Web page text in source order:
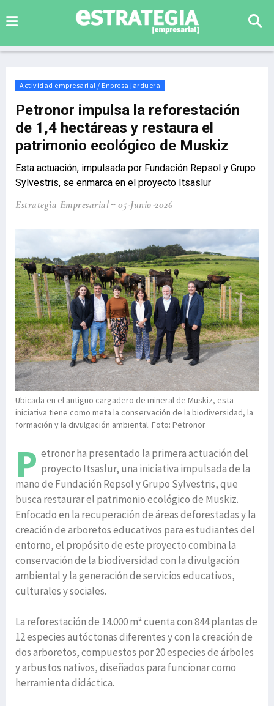
Actividad empresarial / Enpresa jarduera
Petronor impulsa la reforestación
de 1,4 hectáreas y restaura el
patrimonio ecológico de Muskiz
Esta actuación, impulsada por Fundación Repsol y Grupo
Sylvestris, se enmarca en el proyecto Itsaslur
Estrategia Empresarial 05-Junio-2026
Ubicada en el antiguo cargadero de mineral de Muskiz, esta
iniciativa tiene como meta la conservación de la biodiversidad, la
formación y la divulgación ambiental. Foto: Petronor
P etronor ha presentado la primera actuación del
proyecto Itsaslur, una iniciativa impulsada de la
mano de Fundación Repsol y Grupo Sylvestris, que
busca restaurar el patrimonio ecológico de Muskiz.
Enfocado en la recuperación de áreas deforestadas y la
creación de arboretos educativos para estudiantes del
entorno, el propósito de este proyecto combina la
conservación de la biodiversidad con la divulgación
ambiental y la generación de servicios educativos,
culturales y sociales.
La reforestación de 14.000 m² cuenta con 844 plantas de
12 especies autóctonas diferentes y con la creación de
dos arboretos, compuestos por 20 especies de árboles
y arbustos nativos, diseñados para funcionar como
herramienta didáctica.